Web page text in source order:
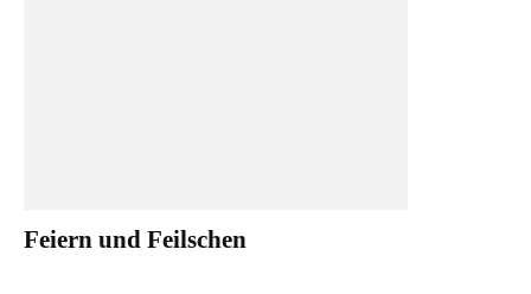
Feiern und Feilschen